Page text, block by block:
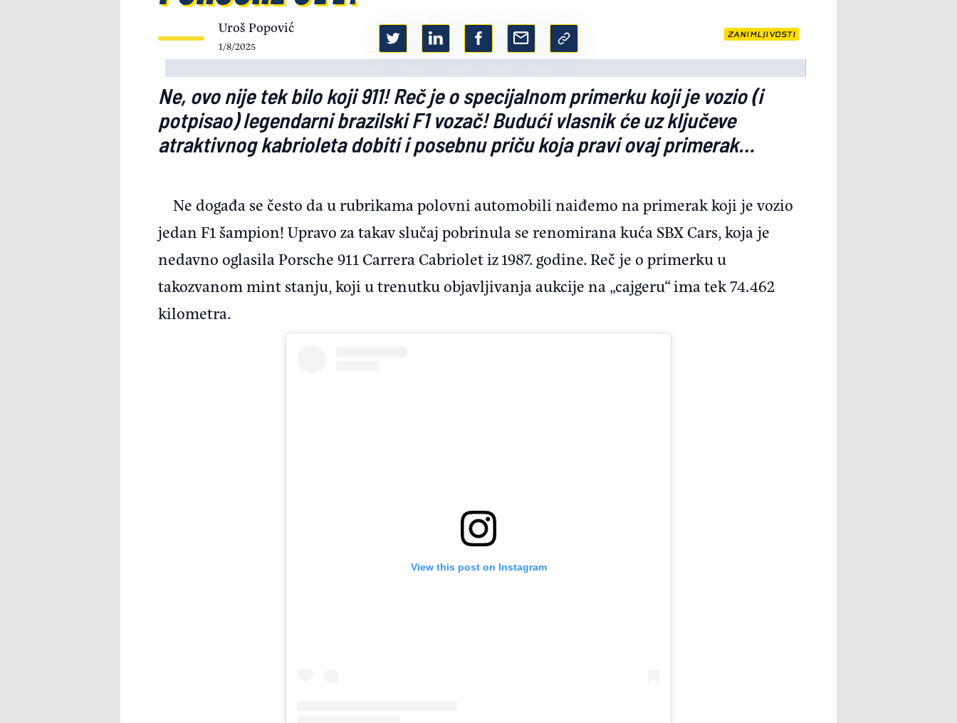
Uroš Popović
1/8/2025
ZANIMLJIVOSTI
Ne, ovo nije tek bilo koji 911! Reč je o specijalnom primerku koji je vozio (i
potpisao) legendarni brazilski F1 vozač! Budući vlasnik će uz ključeve
atraktivnog kabrioleta dobiti i posebnu priču koja pravi ovaj primerak…
Ne događa se često da u rubrikama polovni automobili naiđemo na primerak koji je vozio
jedan F1 šampion! Upravo za takav slučaj pobrinula se renomirana kuća SBX Cars, koja je
nedavno oglasila Porsche 911 Carrera Cabriolet iz 1987. godine. Reč je o primerku u
takozvanom mint stanju, koji u trenutku objavljivanja aukcije na „cajgeru“ ima tek 74.462
kilometra.
View this post on Instagram